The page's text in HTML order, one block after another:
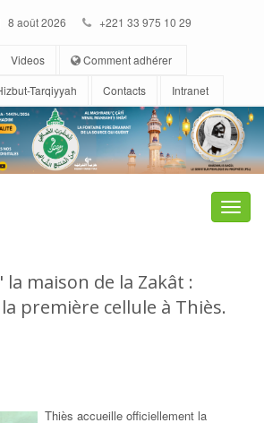
8 août 2026 +221 33 975 10 29
Videos
Comment adhérer
Tarqiyyah
Contacts Intranet
Toggle
la maison de la Zakât :
première cellule à Thiès.
Thiès accueille officiellement la